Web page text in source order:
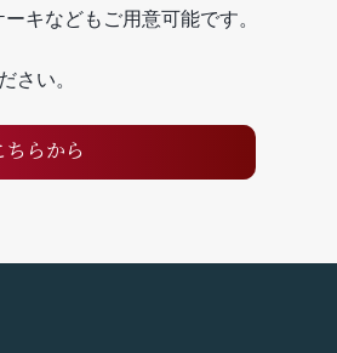
キなども ご用意可能です。
さい。
らから